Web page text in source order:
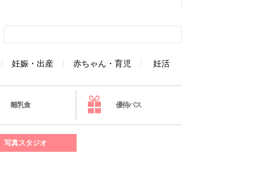
妊娠・出産 赤ちゃん・育児 妊活
離乳食 優待パス
写真スタジオ